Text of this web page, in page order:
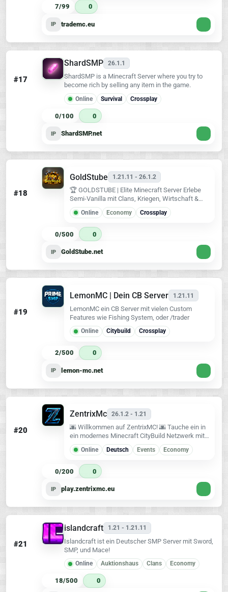
7/99 0
IP trademc.eu
#17
ShardSMP 26.1.1
ShardSMP is a Minecraft Server where you try to
become rich by selling any item in the game.
Online Survival Crossplay
0/100 0
IP ShardSMP.net
#18
GoldStube 1.21.11 - 26.1.2
🏆 GOLDSTUBE | Elite Minecraft Server Erlebe
Semi-Vanilla mit Clans, Kriegen, Wirtschaft &
aktiver Community. Gründe deinen Clan, führe
Kriege, verdiene Geld durch PvP, Farming &
Online Economy Crossplay
0/500 0
IP GoldStube.net
#19
LemonMC | Dein CB Server 1.21.11
LemonMC ein CB Server mit vielen Custom
Features wie Fishing System, oder /trader
Online Citybuild Crossplay
2/500 0
IP lemon-mc.net
#20
ZentrixMc 26.1.2 - 1.21
🌆 Willkommen auf ZentrixMC! 🌆 Tauche ein in
ein modernes Minecraft CityBuild Netzwerk mit
Wirtschaft, Grundstücken, Events und einer
starken Community! ✨ Das erwartet dich: 🏙️
Online Deutsch Events Economy
0/200 0
IP play.zentrixmc.eu
#21
islandcraft 1.21 - 1.21.11
Islandcraft ist ein Deutscher SMP Server mit Sword,
SMP, und Mace!
Online Auktionshaus Clans Economy
18/500 0